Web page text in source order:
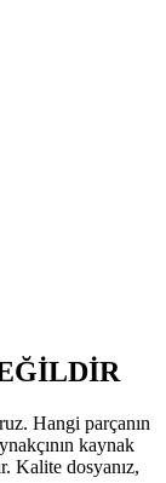
Hangi parçanın
kaynak
Kalite dosyanız,